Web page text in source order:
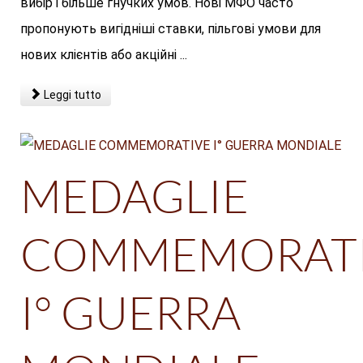
пропонують вигідніші ставки, пільгові умови для
нових клієнтів або акційні ...
Leggi tutto
MEDAGLIE
I° GUERRA